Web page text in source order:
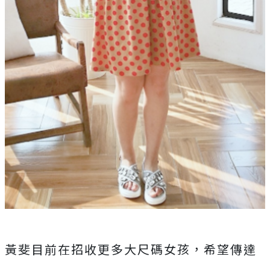
黃斐目前在招收更多大尺碼女孩，希望傳達